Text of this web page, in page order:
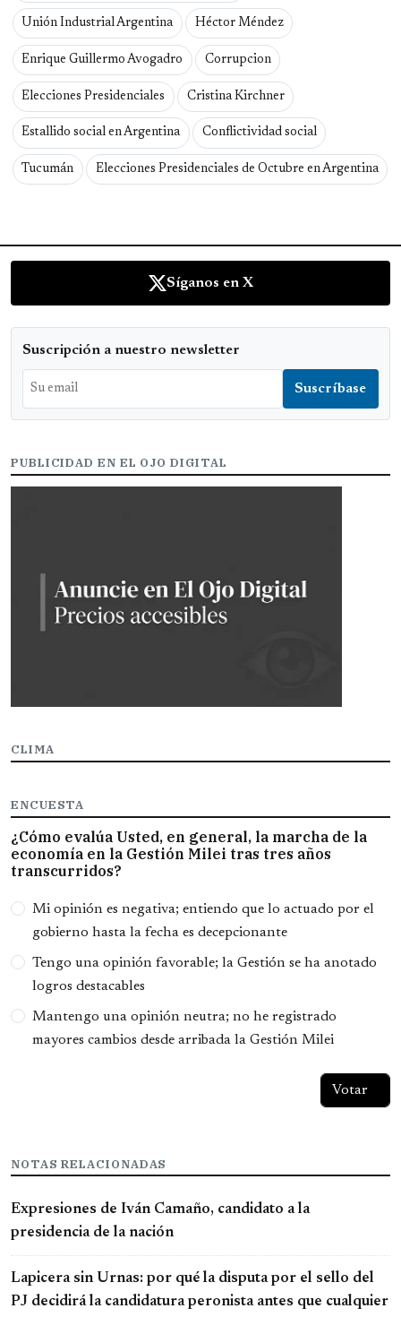
Unión Industrial Argentina Héctor Méndez
Enrique Guillermo Avogadro Corrupcion
Elecciones Presidenciales Cristina Kirchner
Estallido social en Argentina Conflictividad social
Tucumán Elecciones Presidenciales de Octubre en Argentina
Síganos en X
Suscripción a nuestro newsletter
PUBLICIDAD EN EL OJO DIGITAL
CLIMA
ENCUESTA
¿Cómo evalúa Usted, en general, la marcha de la
economía en la Gestión Milei tras tres años
transcurridos?
Opciones
Mi opinión es negativa; entiendo que lo actuado por el
gobierno hasta la fecha es decepcionante
Tengo una opinión favorable; la Gestión se ha anotado
logros destacables
Mantengo una opinión neutra; no he registrado
mayores cambios desde arribada la Gestión Milei
NOTAS RELACIONADAS
Expresiones de Iván Camaño, candidato a la
presidencia de la nación
Lapicera sin Urnas: por qué la disputa por el sello del
PJ decidirá la candidatura peronista antes que cualquier